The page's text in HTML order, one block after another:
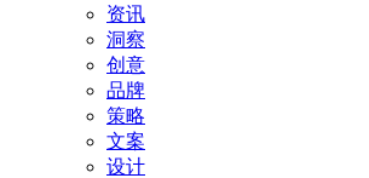
资讯
洞察
创意
品牌
策略
文案
设计